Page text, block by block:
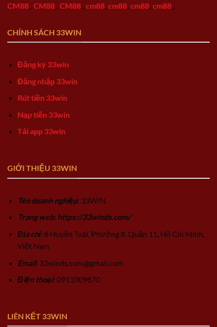
CM88 CM88 CM88 cm88 cm88 cm88 cm88
CHÍNH SÁCH 33WIN
Đăng ký 33win
Đăng nhập 33win
Rút tiền 33win
Nạp tiền 33win
Tải app 33win
GIỚI THIỆU 33WIN
Tên doanh nghiệp: 33WIN
Trang web: https://33winds.com/
Địa chỉ: 6 Huyện Toại, Phường 8, Quận 11, Hồ Chí Minh,
Việt Nam
Email: 33winds.com@gmail.com
Điện thoại: 0911009870
LIÊN KẾT 33WIN